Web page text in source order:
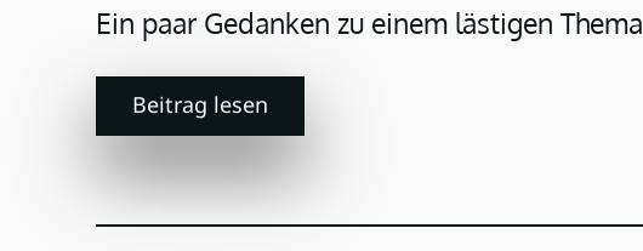
Ein paar Gedanken zu einem lästigen Thema
Beitrag lesen